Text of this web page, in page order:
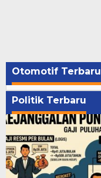
Otomotif Terbaru
Politik Terbaru